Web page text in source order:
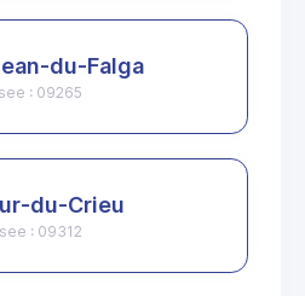
du-Falga
: 09265
du-Crieu
: 09312